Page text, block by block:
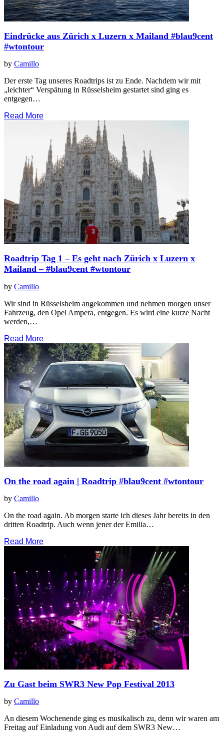
Eindrücke aus Zürich x Luzern x Mailand #blau9cent
#wtontour
by Camillo
Der erste Tag unseres Roadtrips ist zu Ende. Nachdem wir mit
„leichter“ Verspätung in Rüsselsheim gestartet sind ging es
entgegen…
Read More
Roadtrip Tag 1 – Es geht nach Zürich x Luzern x
Mailand – #blau9cent #wtontour
by Camillo
Wir sind in Rüsselsheim angekommen und nehmen morgen unser
Fahrzeug, den Opel Ampera, entgegen. Es wird eine kurze Nacht
werden,…
Read More
On the road again | Roadtrip #blau9cent #wtontour
by Camillo
On the road again. Ab morgen starte ich dieses Jahr bereits in den
dritten Roadtrip. Auch wenn jener der Emilia…
Read More
Zu Gast beim SWR3 New Pop Festival 2013
by Camillo
An diesem Wochenende ging es musikalisch zu, denn wir waren am
Freitag auf Einladung von Audi auf dem SWR3 New…